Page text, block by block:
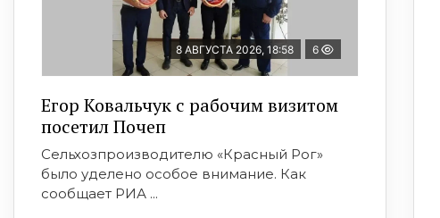
8 АВГУСТА 2026, 18:58 6
Егор Ковальчук с рабочим визитом
посетил Почеп
Сельхозпроизводителю «Красный Рог»
было уделено особое внимание. Как
сообщает РИА ...